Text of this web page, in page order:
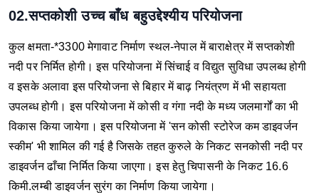
02.सप्तकोशी उच्च बाँध बहुउद्देश्यीय परियोजना
कुल क्षमता-*3300 मेगावाट निर्माण स्थल-नेपाल में बाराक्षेत्र में सप्तकोशी
नदी पर निर्मित होगी। इस परियोजना में सिंचाई व विद्युत सुविधा उपलब्ध होगी
व इसके अलावा इस परियोजना से बिहार में बाढ़ नियंत्रण में भी सहायता
उपलब्ध होगी। इस परियोजना में कोसी व गंगा नदी के मध्य जलमार्गों का भी
विकास किया जायेगा। इस परियोजना में 'सन कोसी स्टोरेज कम डाइवर्जन
स्कीम' भी शामिल की गई है जिसके तहत कुरुले के निकट सनकोसी नदी पर
डाइवर्जन ढाँचा निर्मित किया जाएगा। इस हेतु चिपासनी के निकट 16.6
किमी.लम्बी डाइवर्जन सुरंग का निर्माण किया जायेगा।